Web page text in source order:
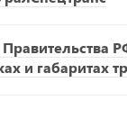
и габаритах